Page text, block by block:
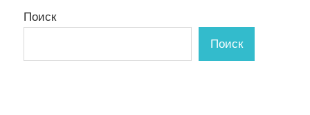
Поиск
Поиск